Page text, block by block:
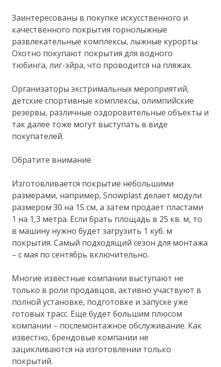
Заинтересованы в покупке искусственного и
качественного покрытия горнолыжные
развлекательные комплексы, лыжные курорты.
Охотно покупают покрытия для водного
тюбинга, лиг-эйра, что проводится на пляжах.
Организаторы экстримальных мероприятий,
детские спортивные комплексы, олимпийские
резервы, различные оздоровительные объекты и
так далее тоже могут выступать в виде
покупателей.
Обратите внимание
Изготовливается покрытие небольшими
размерами, например, Snowplast делает модули
размером 30 на 15 см, а затем продает пластами
1 на 1,3 метра. Если брать площадь в 25 кв. м, то
в машину нужно будет загрузить 1 куб. м
покрытия. Самый подходящий сезон для монтажа
– с мая по сентябрь включительно.
Многие известные компании выступают не
только в роли продавцов, активно участвуют в
полной установке, подготовке и запуске уже
готовых трасс. Еще будет большим плюсом
компании – послемонтажное обслуживание. Как
известно, брендовые компании не
зацикливаются на изготовлении только
покрытий.